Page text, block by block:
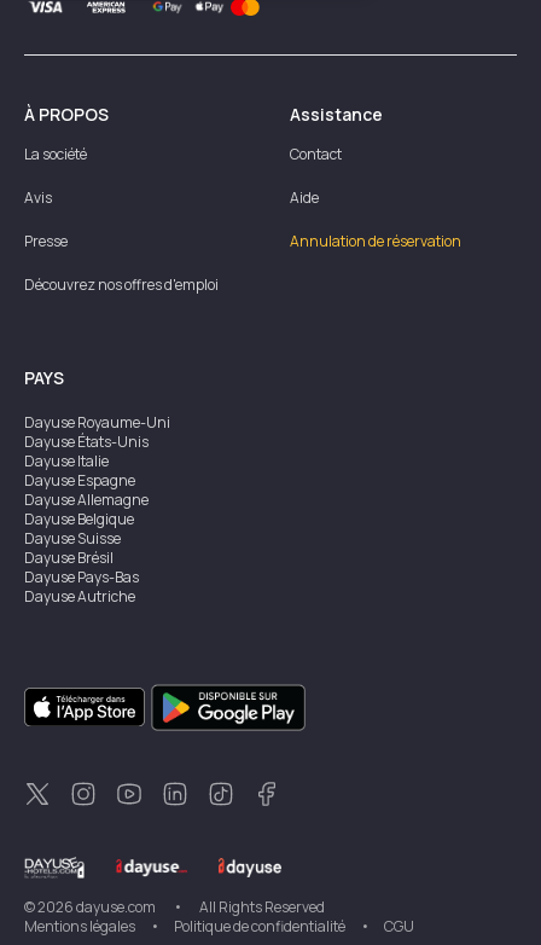
À PROPOS
La société
Avis
Presse
Découvrez nos offres d'emploi
Assistance
Contact
Aide
Annulation de réservation
PAYS
DayuseRoyaume-Uni
DayuseÉtats-Unis
DayuseItalie
DayuseEspagne
DayuseAllemagne
DayuseBelgique
DayuseSuisse
DayuseBrésil
DayusePays-Bas
DayuseAutriche
DayuseSingapour
DayuseSuède
DayuseThaïlande
DayuseNouvelle-Zélande
DayuseTurquie
©2026dayuse.com •
All Rights Reserved
Mentions légales
• Politique de confidentialité • CGU